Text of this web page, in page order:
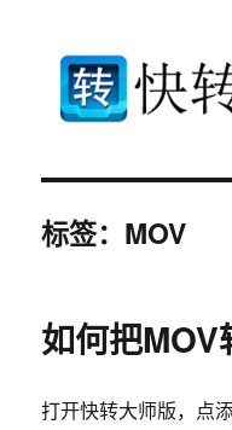
标签：MOV
如何把
打开快转大师版，点